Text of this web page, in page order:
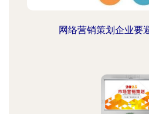
网络营销策划企业要